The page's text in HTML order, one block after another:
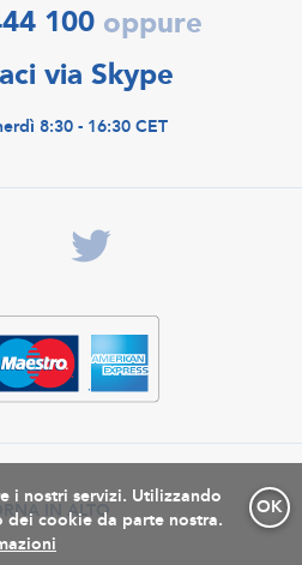
i nostri servizi. Utilizzando
cookie da parte nostra.
OK
100 oppure
via Skype
8:30 - 16:30 CET
IN ALTO